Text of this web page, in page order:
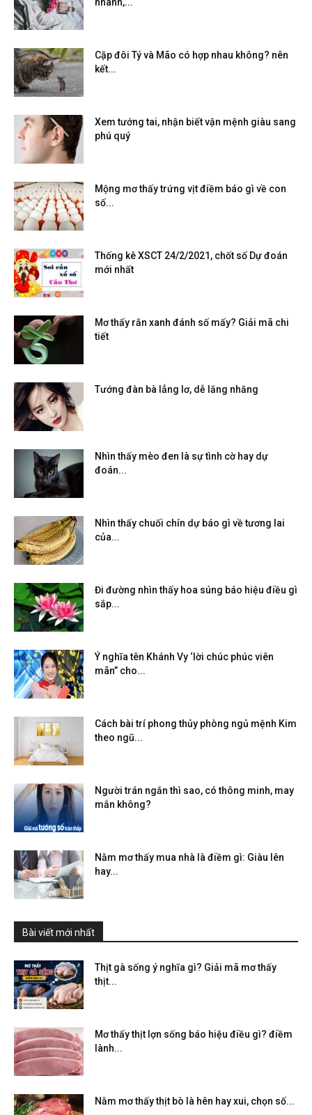
Cặp đôi Tý và Mão có hợp nhau không? nên
kết...
Xem tướng tai, nhận biết vận mệnh giàu sang
phú quý
Mộng mơ thấy trứng vịt điềm báo gì về con
số...
Thống kê XSCT 24/2/2021, chốt số Dự đoán
mới nhất
Mơ thấy rắn xanh đánh số mấy? Giải mã chi
tiết
Tướng đàn bà lẳng lơ, dễ lăng nhăng
Nhìn thấy mèo đen là sự tình cờ hay dự
đoán...
Nhìn thấy chuối chín dự báo gì về tương lai
của...
Đi đường nhìn thấy hoa súng báo hiệu điều gì
sắp...
Ý nghĩa tên Khánh Vy ‘lời chúc phúc viên
mãn” cho...
Cách bài trí phong thủy phòng ngủ mệnh Kim
theo ngũ...
Người trán ngắn thì sao, có thông minh, may
mắn không?
Nằm mơ thấy mua nhà là điềm gì: Giàu lên
hay...
Bài viết mới nhất
Thịt gà sống ý nghĩa gì? Giải mã mơ thấy
thịt...
Mơ thấy thịt lợn sống báo hiệu điều gì? điềm
lành...
Nằm mơ thấy thịt bò là hên hay xui, chọn số...